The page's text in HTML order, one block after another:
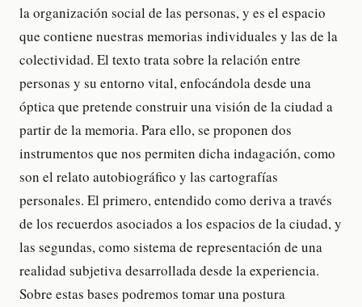
la organización social de las personas, y es el espacio
que contiene nuestras memorias individuales y las de la
colectividad. El texto trata sobre la relación entre
personas y su entorno vital, enfocándola desde una
óptica que pretende construir una visión de la ciudad a
partir de la memoria. Para ello, se proponen dos
instrumentos que nos permiten dicha indagación, como
son el relato autobiográfico y las cartografías
personales. El primero, entendido como deriva a través
de los recuerdos asociados a los espacios de la ciudad, y
las segundas, como sistema de representación de una
realidad subjetiva desarrollada desde la experiencia.
Sobre estas bases podremos tomar una postura